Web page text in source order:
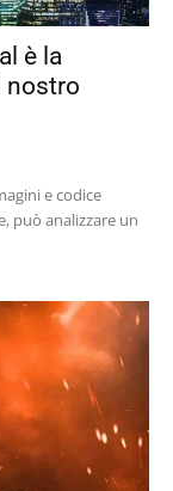
è la
nostro
e codice
può analizzare un